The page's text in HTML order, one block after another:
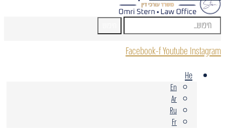
Facebook-fYoutube Instagram
He
En
Ar
Ru
Fr